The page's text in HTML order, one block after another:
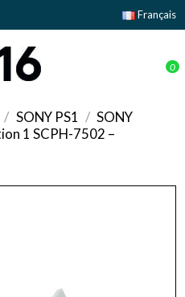
Français
0
SONY PS1
SONY
1 SCPH-7502 –